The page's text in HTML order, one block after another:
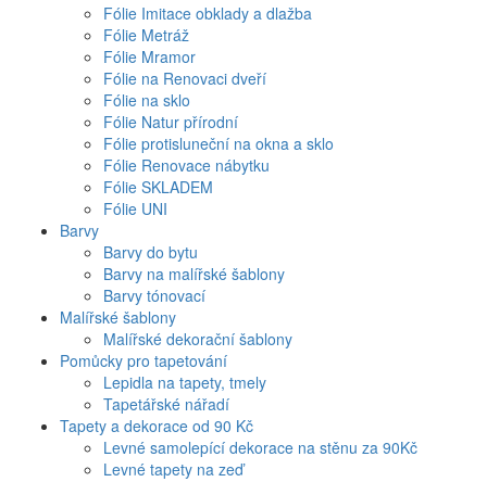
Fólie Imitace obklady a dlažba
Fólie Metráž
Fólie Mramor
Fólie na Renovaci dveří
Fólie na sklo
Fólie Natur přírodní
Fólie protisluneční na okna a sklo
Fólie Renovace nábytku
Fólie SKLADEM
Fólie UNI
Barvy
Barvy do bytu
Barvy na malířské šablony
Barvy tónovací
Malířské šablony
Malířské dekorační šablony
Pomůcky pro tapetování
Lepidla na tapety, tmely
Tapetářské nářadí
Tapety a dekorace od 90 Kč
Levné samolepící dekorace na stěnu za 90Kč
Levné tapety na zeď